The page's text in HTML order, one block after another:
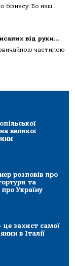
бізнесу. Бо наш...
від руки…
частиною
великої
розповів про
та
Україну
це захист самої
в Італії